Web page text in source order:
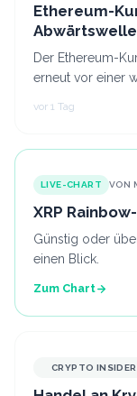
Ethereum-
Der Ethereum-
erneut vor einer
vor 1 Tag
LIVE-CHART VON
XRP
Günstig oder
einen Blick.
Zum Chart
CRYPTO